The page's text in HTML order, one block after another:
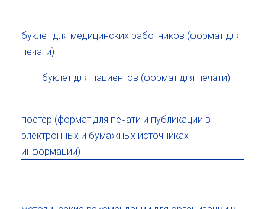
·
буклет для медицинских работников (формат для
печати)
· буклет для пациентов (формат для печати)
·
постер (формат для печати и публикации в
электронных и бумажных источниках
информации)
·